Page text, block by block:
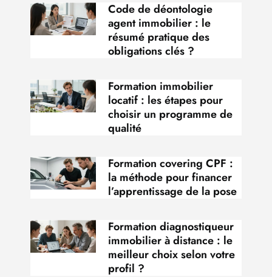
Code de déontologie
agent immobilier : le
résumé pratique des
obligations clés ?
Formation immobilier
locatif : les étapes pour
choisir un programme de
qualité
Formation covering CPF :
la méthode pour financer
l’apprentissage de la pose
Formation diagnostiqueur
immobilier à distance : le
meilleur choix selon votre
profil ?